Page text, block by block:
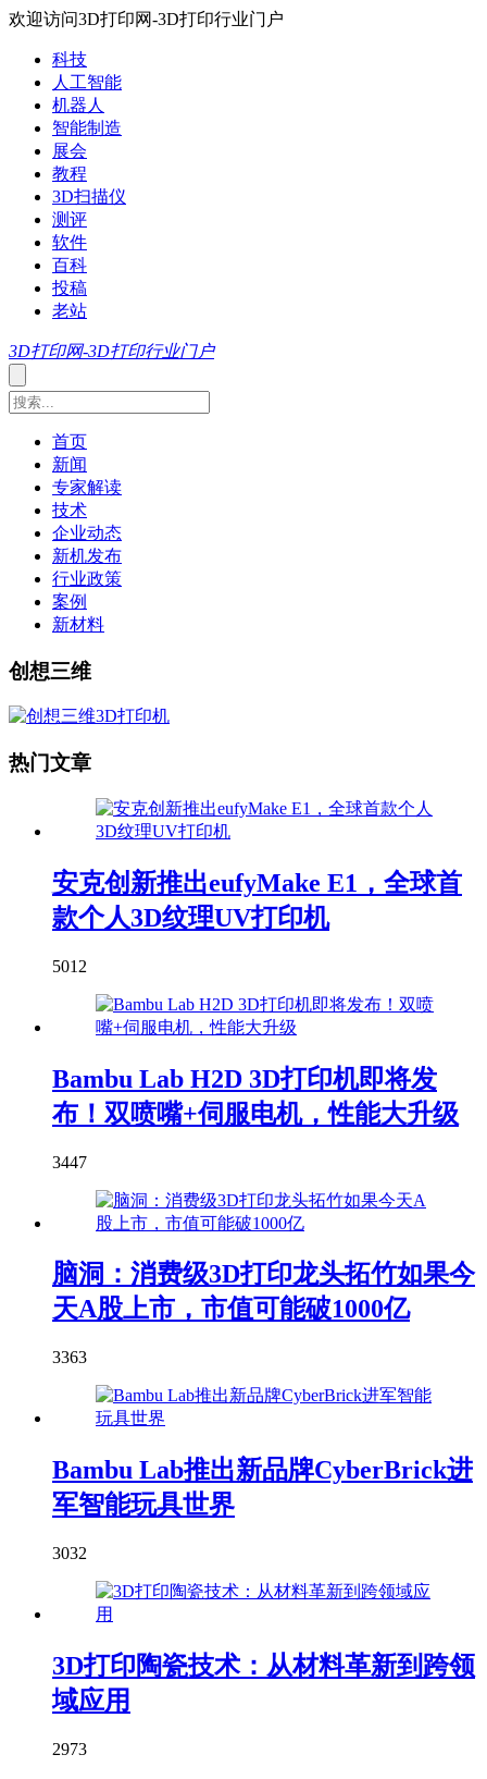
欢迎访问3D打印网-3D打印行业门户
科技
人工智能
机器人
智能制造
展会
教程
3D扫描仪
测评
软件
百科
投稿
老站
3D打印网-3D打印行业门户
首页
新闻
专家解读
技术
企业动态
新机发布
行业政策
案例
新材料
创想三维
热门文章
安克创新推出eufyMake E1，全球首
款个人3D纹理UV打印机
5012
Bambu Lab H2D 3D打印机即将发
布！双喷嘴+伺服电机，性能大升级
3447
脑洞：消费级3D打印龙头拓竹如果今
天A股上市，市值可能破1000亿
3363
Bambu Lab推出新品牌CyberBrick进
军智能玩具世界
3032
3D打印陶瓷技术：从材料革新到跨领
域应用
2973